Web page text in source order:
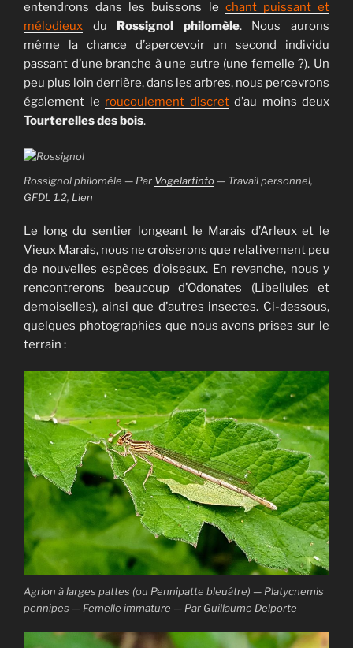
entendrons dans les buissons le chant puissant et
mélodieux du Rossignol philomèle. Nous aurons
même la chance d’apercevoir un second individu
passant d’une branche à une autre (une femelle ?). Un
peu plus loin derrière, dans les arbres, nous percevrons
également le roucoulement discretd’au moins deux
Tourterelles des bois.
Rossignol philomèle — Par Vogelartinfo— Travail personnel,
GFDL 1.2, Lien
Le long du sentier longeant le Marais d’Arleux et le
Vieux Marais, nous ne croiserons que relativement peu
de nouvelles espèces d’oiseaux. En revanche, nous y
rencontrerons beaucoup d’Odonates (Libellules et
demoiselles), ainsi que d’autres insectes. Ci-dessous,
quelques photographies que nous avons prises sur le
terrain :
Agrion à larges pattes (ou Pennipatte bleuâtre) — Platycnemis
pennipes — Femelle immature — Par Guillaume Delporte